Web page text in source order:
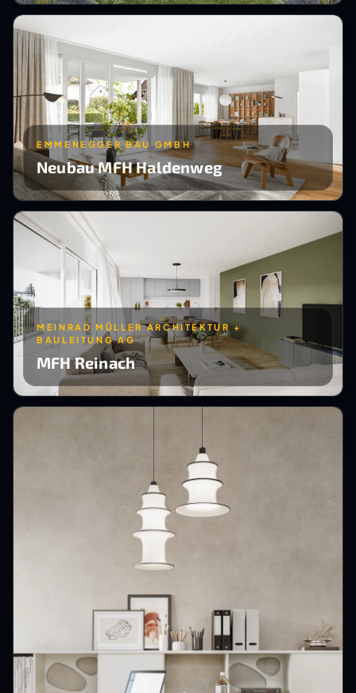
EMMENEGGER BAU GMBH
Neubau MFH Haldenweg
MEINRAD MÜLLER ARCHITEKTUR +
BAULEITUNG AG
MFH Reinach